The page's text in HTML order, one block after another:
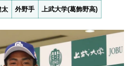
外野手 上武大学(葛飾野高)